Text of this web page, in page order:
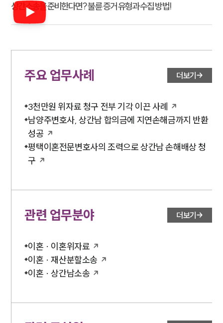
상간소송을 준비한다면? 불륜 증거 유형과 수집 방법!
주요 업무사례 더보기
3천만원 위자료 청구 전부 기각 이끈 사례
남양주변호사, 상간남 합의금에 지연손해금까지 반환
성공
평택이혼전문변호사의 조력으로 상간남 손해배상 청
구
관련 업무분야 더보기
이혼 · 이혼위자료
이혼 · 재산분할소송
이혼 · 상간남소송